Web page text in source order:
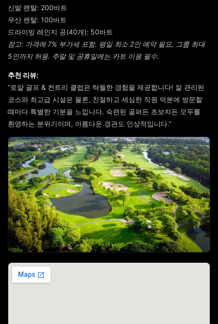
신발 렌탈: 200바트
우산 렌탈: 100바트
드라이빙 레인지 공(40개): 50바트
참고: 가격에 7% 부가세 포함. 평일 최소 2인 예약 필요, 그룹 최대
5인까지 허용. 주말 및 공휴일에는 카트 이용 필수.
추천 리뷰:
“로얄 골프 & 컨트리 클럽은 탁월한 경험을 제공합니다! 잘 관리된
코스와 최고급 시설은 물론, 친절하고 세심한 직원 덕분에 방문할
때마다 특별한 기분을 느낍니다. 숙련된 골퍼든 초보자든 모두를
환영하는 분위기이며, 아름다운 경관도 인상적입니다.”